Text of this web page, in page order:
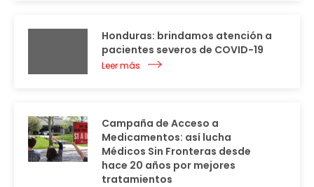
Honduras: brindamos atención a
pacientes severos de COVID-19
Leer más
Campaña de Acceso a
Medicamentos: así lucha
Médicos Sin Fronteras desde
hace 20 años por mejores
tratamientos